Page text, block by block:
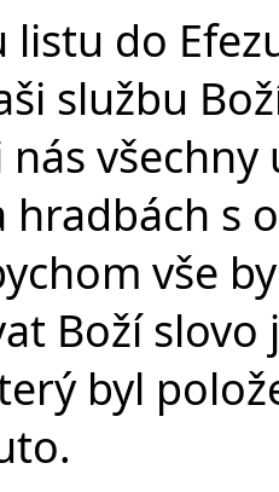
listu do
službu
nás
hradbách s
vše
Boží slovo
byl